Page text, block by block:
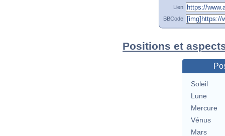
Lien
BBCode
Positions et
Soleil
Lune
Mercure
Vénus
Mars